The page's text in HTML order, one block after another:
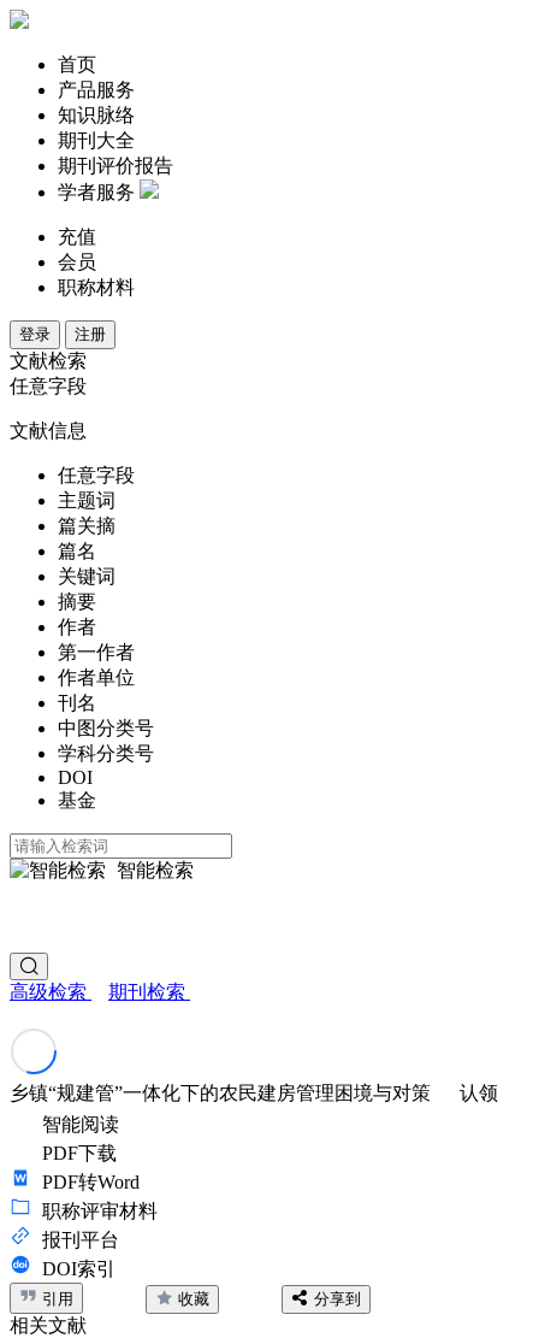
首页
产品服务
知识脉络
期刊大全
期刊评价报告
学者服务
充值
会员
职称材料
登录 注册
文献检索
任意字段
文献信息
任意字段
主题词
篇关摘
篇名
关键词
摘要
作者
第一作者
作者单位
刊名
中图分类号
学科分类号
DOI
基金
智能检索
高级检索 期刊检索
乡镇“规建管”一体化下的农民建房管理困境与对策
认领
智能阅读
PDF下载
PDF转Word
职称评审材料
报刊平台
DOI索引
引用 收藏 分享到
相关文献